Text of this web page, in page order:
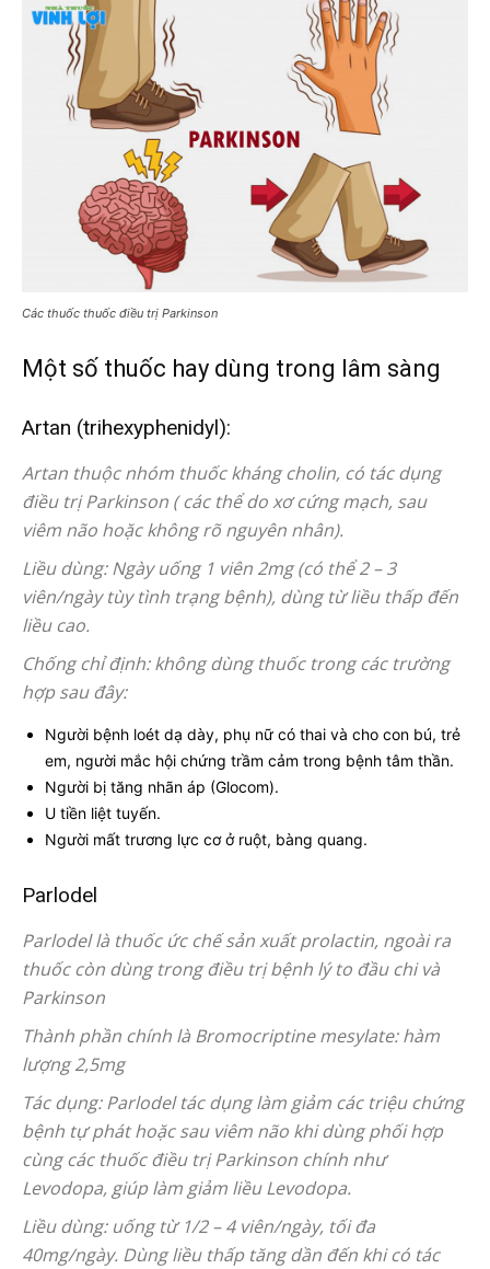
Các thuốc thuốc điều trị Parkinson
Một số thuốc hay dùng trong lâm sàng
Artan (trihexyphenidyl):
Artan thuộc nhóm thuốc kháng cholin, có tác dụng
điều trị Parkinson ( các thể do xơ cứng mạch, sau
viêm não hoặc không rõ nguyên nhân).
Liều dùng: Ngày uống 1 viên 2mg (có thể 2 – 3
viên/ngày tùy tình trạng bệnh), dùng từ liều thấp đến
liều cao.
Chống chỉ định: không dùng thuốc trong các trường
hợp sau đây:
Người bệnh loét dạ dày, phụ nữ có thai và cho con bú, trẻ
em, người mắc hội chứng trầm cảm trong bệnh tâm thần.
Người bị tăng nhãn áp (Glocom).
U tiền liệt tuyến.
Người mất trương lực cơ ở ruột, bàng quang.
Parlodel
Parlodel là thuốc ức chế sản xuất prolactin, ngoài ra
thuốc còn dùng trong điều trị bệnh lý to đầu chi và
Parkinson
Thành phần chính là Bromocriptine mesylate: hàm
lượng 2,5mg
Tác dụng: Parlodel tác dụng làm giảm các triệu chứng
bệnh tự phát hoặc sau viêm não khi dùng phối hợp
cùng các thuốc điều trị Parkinson chính như
Levodopa, giúp làm giảm liều Levodopa.
Liều dùng: uống từ 1/2 – 4 viên/ngày, tối đa
40mg/ngày. Dùng liều thấp tăng dần đến khi có tác